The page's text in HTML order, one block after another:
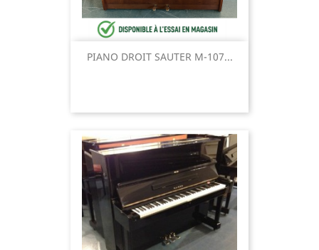
PIANO DROIT SAUTER M-107...